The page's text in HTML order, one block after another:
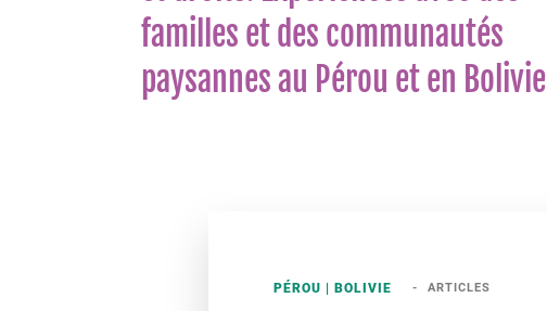
familles et des communautés
paysannes au Pérou et en Bolivie
PÉROU BOLIVIE ARTICLES